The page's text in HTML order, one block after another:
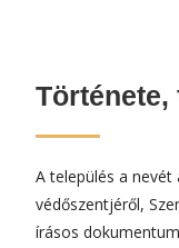
A település a
védőszentjéről,
írásos